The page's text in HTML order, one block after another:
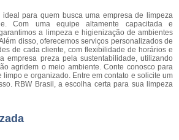
para quem busca uma empresa de limpeza
Com uma equipe altamente capacitada e
a limpeza e higienização de ambientes
disso, oferecemos serviços personalizados de
de cada cliente, com flexibilidade de horários e
empresa preza pela sustentabilidade, utilizando
agridem o meio ambiente. Conte conosco para
limpo e organizado. Entre em contato e solicite um
RBW Brasil, a escolha certa para sua limpeza